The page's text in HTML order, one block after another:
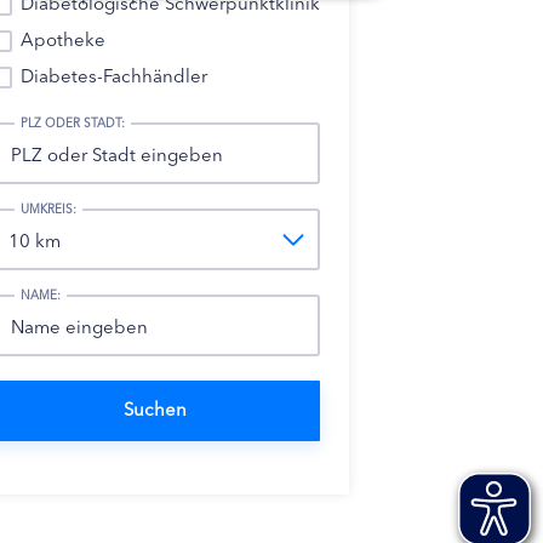
Apotheke
Diabetes-Fachhändler
PLZ ODER STADT:
UMKREIS:
NAME: